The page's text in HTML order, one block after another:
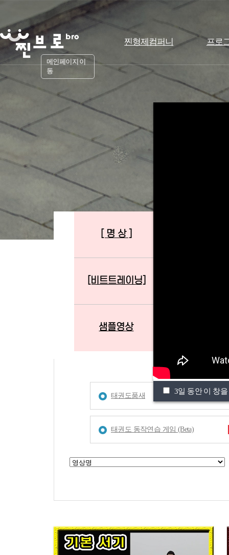
메인페이지 이
동
찐형제컴퍼니 프로
3일 동안 이 창
[ 명 상 ]
[비트트레이닝]
샘플영상
태권도품새
태권도 동작연습 게임 (Beta)